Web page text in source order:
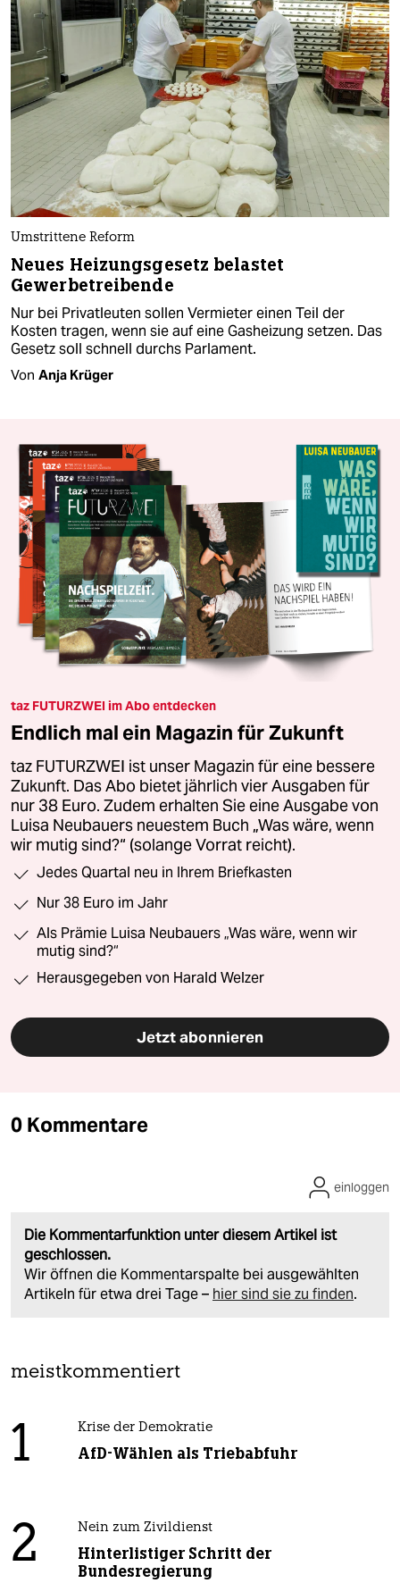
Umstrittene Reform
Neues Heizungsgesetz belastet
Gewerbetreibende
Nur bei Privatleuten sollen Vermieter einen Teil der
Kosten tragen, wenn sie auf eine Gasheizung setzen. Das
Gesetz soll schnell durchs Parlament.
Von Anja Krüger
taz FUTURZWEI im Abo entdecken
Endlich mal ein Magazin für Zukunft
taz FUTURZWEI ist unser Magazin für eine bessere
Zukunft. Das Abo bietet jährlich vier Ausgaben für
nur 38 Euro. Zudem erhalten Sie eine Ausgabe von
Luisa Neubauers neuestem Buch „Was wäre, wenn
wir mutig sind?“ (solange Vorrat reicht).
Jedes Quartal neu in Ihrem Briefkasten
Nur 38 Euro im Jahr
Als Prämie Luisa Neubauers „Was wäre, wenn wir
mutig sind?“
Herausgegeben von Harald Welzer
Jetzt abonnieren
0 Kommentare
Die Kommentarfunktion unter diesem Artikel ist
geschlossen.
Wir öffnen die Kommentarspalte bei ausgewählten
Artikeln für etwa drei Tage – hier sind sie zu finden.
einloggen
meistkommentiert
1 Krise der Demokratie
AfD-Wählen als Triebabfuhr
2 Nein zum Zivildienst
Hinterlistiger Schritt der
Bundesregierung